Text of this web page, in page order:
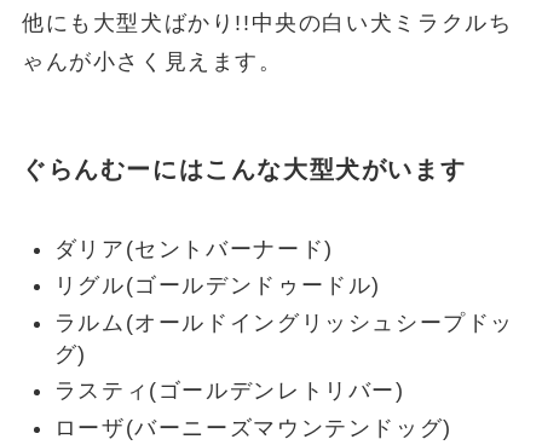
他にも大型犬ばかり!!中央の白い犬ミラクルち
ゃんが小さく見えます。
ぐらんむーにはこんな大型犬がいます
ダリア(セントバーナード)
リグル(ゴールデンドゥードル)
ラルム(オールドイングリッシュシープドッ
グ)
ラスティ(ゴールデンレトリバー)
ローザ(バーニーズマウンテンドッグ)